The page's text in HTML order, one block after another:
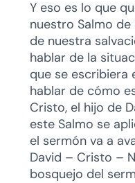
Y eso es lo que
nuestro Salmo
de nuestra
hablar de la
que se escribiera
hablar de cómo
Cristo, el hijo de
este Salmo se
el sermón va a
David – Cristo –
bosquejo del